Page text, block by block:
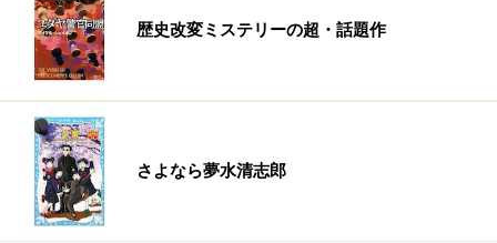
歴史改変ミステリーの超・話題作
さよなら夢水清志郎